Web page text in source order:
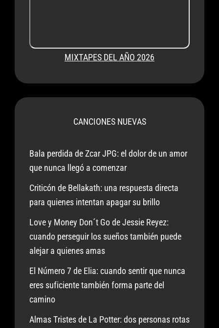
MIXTAPES DEL AÑO 2026
CANCIONES NUEVAS
Bala perdida de Zcar JPG: el dolor de un amor
que nunca llegó a comenzar
Criticón de Bellakath: una respuesta directa
para quienes intentan apagar su brillo
Love y Money Don´t Go de Jessie Reyez:
cuando perseguir los sueños también puede
alejar a quienes amas
El Número 7 de Elia: cuando sentir que nunca
eres suficiente también forma parte del
camino
Almas Tristes de La Potter: dos personas rotas